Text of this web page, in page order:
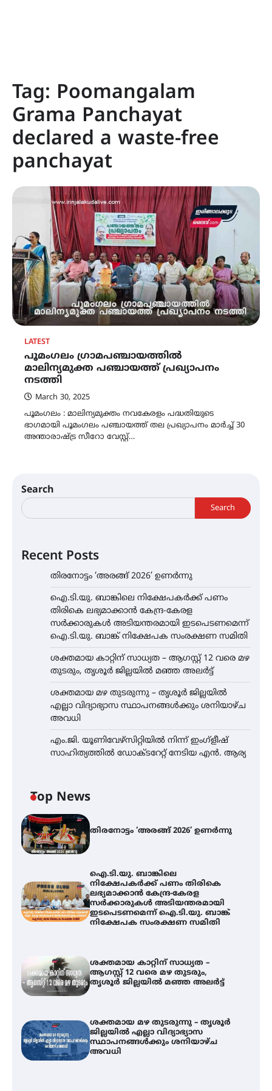
Tag: Poomangalam
Grama Panchayat
declared a waste-free
panchayat
LATEST
പൂമംഗലം ഗ്രാമപഞ്ചായത്തില്‍
മാലിന്യമുക്ത പഞ്ചായത്ത് പ്രഖ്യാപനം
നടത്തി
March 30, 2025
പൂമംഗലം : മാലിന്യമുക്തം നവകേരളം പദ്ധതിയുടെ
ഭാഗമായി പൂമംഗലം പഞ്ചായത്ത് തല പ്രഖ്യാപനം മാര്‍ച്ച് 30
അന്താരാഷ്ട്ര സീറോ വേസ്റ്റ്…
Search
Search
Recent Posts
തിരനോട്ടം ‘അരങ്ങ് 2026’ ഉണർന്നു
ഐ.ടി.യു. ബാങ്കിലെ നിക്ഷേപകർക്ക് പണം
തിരികെ ലഭ്യമാക്കാൻ കേന്ദ്ര-കേരള
സർക്കാരുകൾ അടിയന്തരമായി ഇടപെടണമെന്ന്
ഐ.ടി.യു. ബാങ്ക് നിക്ഷേപക സംരക്ഷണ സമിതി
ശക്തമായ കാറ്റിന് സാധ്യത – ആഗസ്റ്റ് 12 വരെ മഴ
തുടരും, തൃശൂർ ജില്ലയിൽ മഞ്ഞ അലർട്ട്
ശക്തമായ മഴ തുടരുന്നു – തൃശൂർ ജില്ലയിൽ
എല്ലാ വിദ്യാഭ്യാസ സ്ഥാപനങ്ങൾക്കും ശനിയാഴ്ച
അവധി
എം.ജി. യൂണിവേഴ്‌സിറ്റിയിൽ നിന്ന് ഇംഗ്ളീഷ്
സാഹിത്യത്തിൽ ഡോക്ടറേറ്റ് നേടിയ എൻ. ആര്യ
Top News
തിരനോട്ടം ‘അരങ്ങ് 2026’ ഉണർന്നു
ഐ.ടി.യു. ബാങ്കിലെ
നിക്ഷേപകർക്ക് പണം തിരികെ
ലഭ്യമാക്കാൻ കേന്ദ്ര-കേരള
സർക്കാരുകൾ അടിയന്തരമായി
ഇടപെടണമെന്ന് ഐ.ടി.യു. ബാങ്ക്
നിക്ഷേപക സംരക്ഷണ സമിതി
ശക്തമായ കാറ്റിന് സാധ്യത –
ആഗസ്റ്റ് 12 വരെ മഴ തുടരും,
തൃശൂർ ജില്ലയിൽ മഞ്ഞ അലർട്ട്
ശക്തമായ മഴ തുടരുന്നു – തൃശൂർ
ജില്ലയിൽ എല്ലാ വിദ്യാഭ്യാസ
സ്ഥാപനങ്ങൾക്കും ശനിയാഴ്ച
അവധി